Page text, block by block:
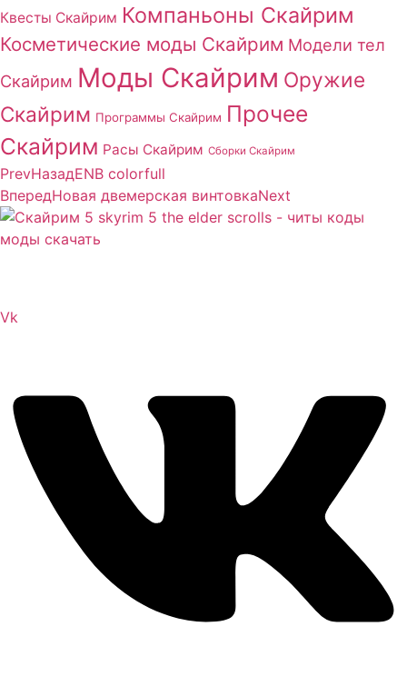
Квесты Скайрим Компаньоны Скайрим
Косметические моды Скайрим Модели тел
Скайрим Моды Скайрим Оружие
Скайрим Программы Скайрим Прочее
Скайрим Расы Скайрим Сборки Скайрим
PrevНазадENB colorfull
ВпередНовая двемерская винтовкаNext
Vk